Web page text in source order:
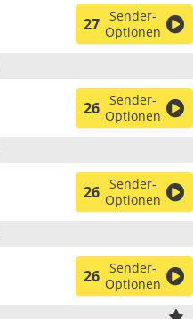
27 Sender-
Optionen
26 Sender-
Optionen
26 Sender-
Optionen
26 Sender-
Optionen